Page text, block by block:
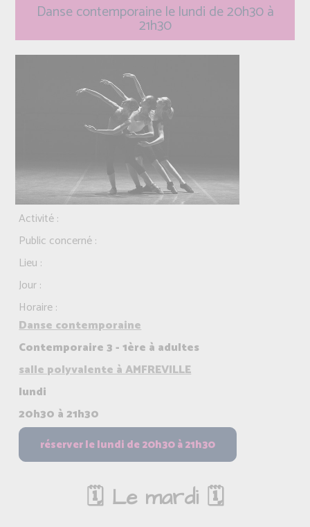
Danse contemporaine le lundi de 20h30 à
21h30
Activité :
Public concerné :
Lieu :
Jour :
Horaire :
Danse contemporaine
Contemporaire 3 - 1ère à adultes
salle polyvalente à AMFREVILLE
lundi
20h30 à 21h30
🗓️ Le mardi 🗓️